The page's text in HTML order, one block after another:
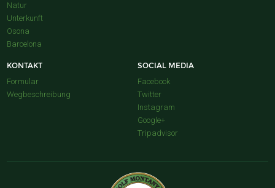
Natur
Unterkunft
Osona
Barcelona
KONTAKT
Formular
Wegbeschreibung
SOCIAL MEDIA
Facebook
Twitter
Instagram
Google+
Tripadvisor